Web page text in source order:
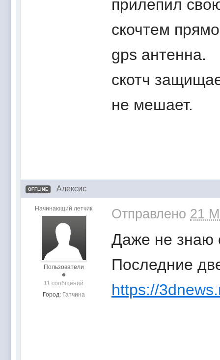
прилепил
скочтем
gps антенна.
скотч
не мешает.
OFFLINE Алексис
Начинающий летчик
Пользователи
11 сообщений
Город: Гатчина
Отправлено 21
Даже не знаю
Последние
https://